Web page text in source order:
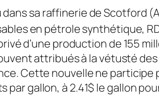
sa raffinerie de Scotford
en pétrole synthétique,
d’une production de 155
attribués à la vétusté
Cette nouvelle ne
gallon, à 2.41$ le gallon